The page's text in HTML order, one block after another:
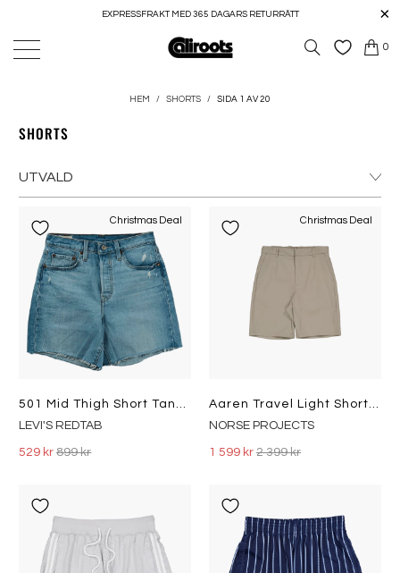
EXPRESSFRAKT MED 365 DAGARS RETURRÄTT
0
HEM / SHORTS / SIDA 1 AV 20
SHORTS
Christmas Deal
LEVI'S REDTAB
529 kr899 kr
Christmas Deal
NORSE PROJECTS
1 599 kr 2 399 kr